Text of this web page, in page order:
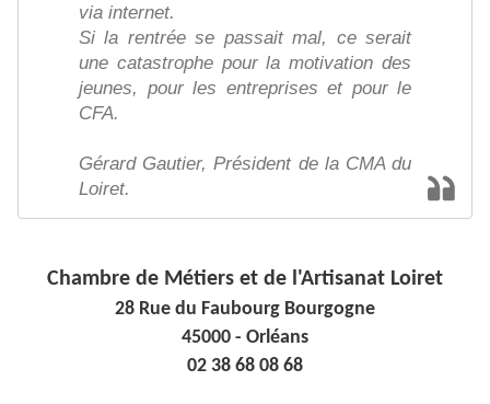
via internet.
Si la rentrée se passait mal, ce serait
une catastrophe pour la motivation des
jeunes, pour les entreprises et pour le
CFA.
Gérard Gautier, Président de la CMA du
Loiret.
Chambre de Métiers et de l'Artisanat Loiret
28 Rue du Faubourg Bourgogne
45000 - Orléans
02 38 68 08 68